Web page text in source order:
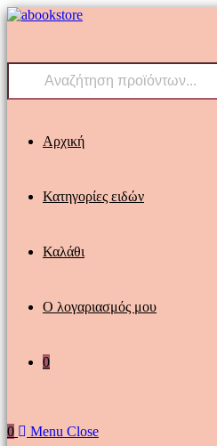
Skip
Products
Αρχική
Κατηγορίες ειδών
Καλάθι
Ο λογαριασμός μου
0
0 Menu Close